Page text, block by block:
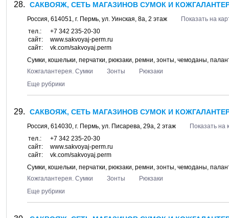
САКВОЯЖ, СЕТЬ МАГАЗИНОВ СУМОК И
Россия, 614051, г. Пермь, ул. Уинская, 8а, 2 этаж
Показать на
тел.:
+7 342 235-20-30
сайт:
www.sakvoyaj-perm.ru
сайт:
vk.com/sakvoyaj.perm
Сумки, кошельки, перчатки, рюкзаки, ремни, зонты, чемоданы,
Кожгалантерея. Сумки
Зонты
Рюкзаки
Еще рубрики
САКВОЯЖ, СЕТЬ МАГАЗИНОВ СУМОК И
Россия, 614030, г. Пермь, ул. Писарева, 29а, 2 этаж
Показать на
тел.:
+7 342 235-20-30
сайт:
www.sakvoyaj-perm.ru
сайт:
vk.com/sakvoyaj.perm
Сумки, кошельки, перчатки, рюкзаки, ремни, зонты, чемоданы,
Кожгалантерея. Сумки
Зонты
Рюкзаки
Еще рубрики